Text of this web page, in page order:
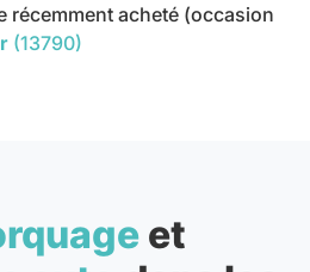
récemment acheté (occasion
(13790)
et